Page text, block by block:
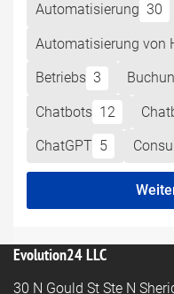
Automatisierung 30
Automatisierung von
Betriebs 3
Chatbots 12
ChatGPT 5
Evolution24 LLC
30 N Gould St Ste N